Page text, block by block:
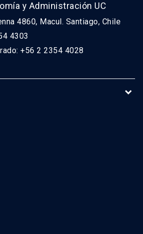
y Administración UC
4860, Macul. Santiago, Chile
4303
+56 2 2354 4028